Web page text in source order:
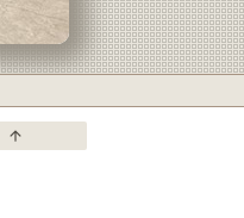
arrow_upward